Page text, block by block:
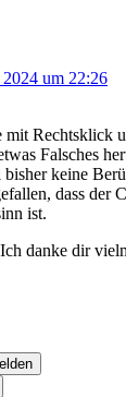
um 22:26
mit Rechtsklick
Falsches
keine
dass der
ist.
danke dir